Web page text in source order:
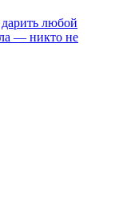
любой
— никто не